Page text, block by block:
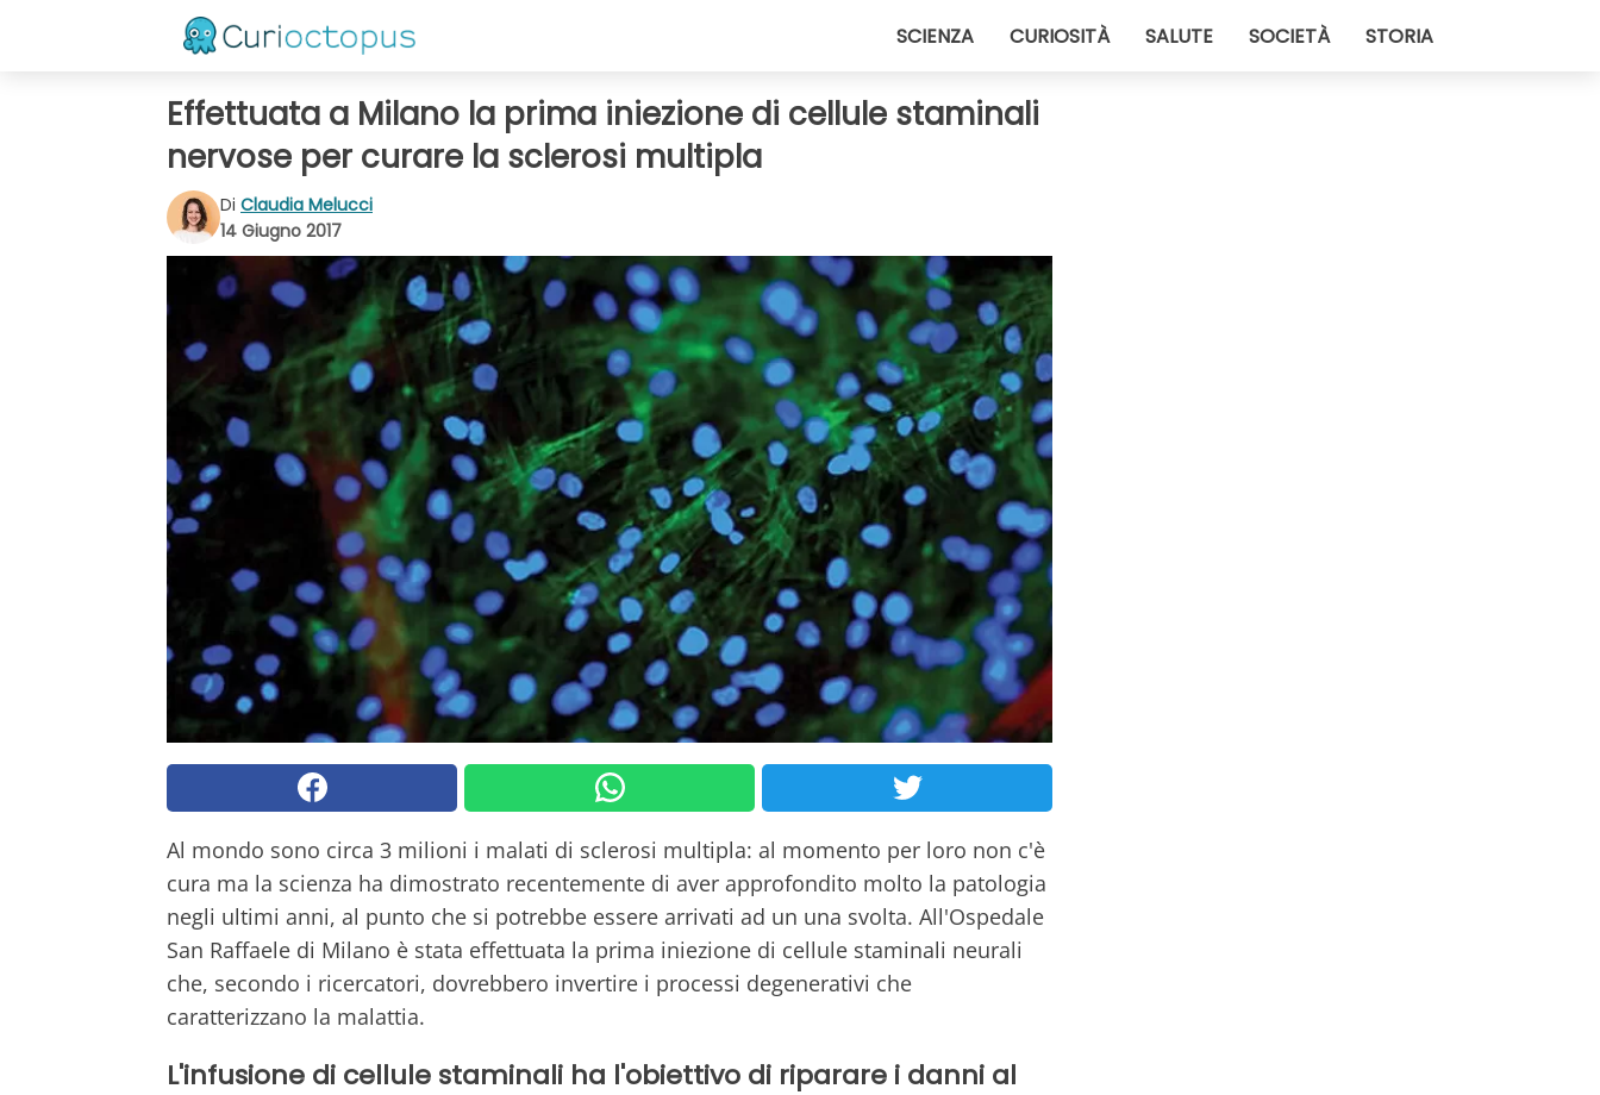
SCIENZA CURIOSITÀ SALUTE SOCIETÀ STORIA
Effettuata a Milano la prima iniezione di cellule staminali
nervose per curare la sclerosi multipla
Di Claudia Melucci
14 Giugno 2017
Al mondo sono circa 3 milioni i malati di sclerosi multipla: al momento per loro non c'è
cura ma la scienza ha dimostrato recentemente di aver approfondito molto la patologia
negli ultimi anni, al punto che si potrebbe essere arrivati ad un una svolta. All'Ospedale
San Raffaele di Milano è stata effettuata la prima iniezione di cellule staminali neurali
che, secondo i ricercatori, dovrebbero invertire i processi degenerativi che
caratterizzano la malattia.
L'infusione di cellule staminali ha l'obiettivo di riparare i danni al